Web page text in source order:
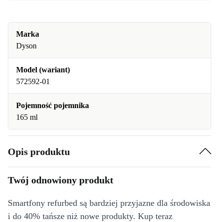
Marka
Dyson
Model (wariant)
572592-01
Pojemność pojemnika
165 ml
Opis produktu
Twój odnowiony produkt
Smartfony refurbed są bardziej przyjazne dla środowiska
i do 40% tańsze niż nowe produkty. Kup teraz